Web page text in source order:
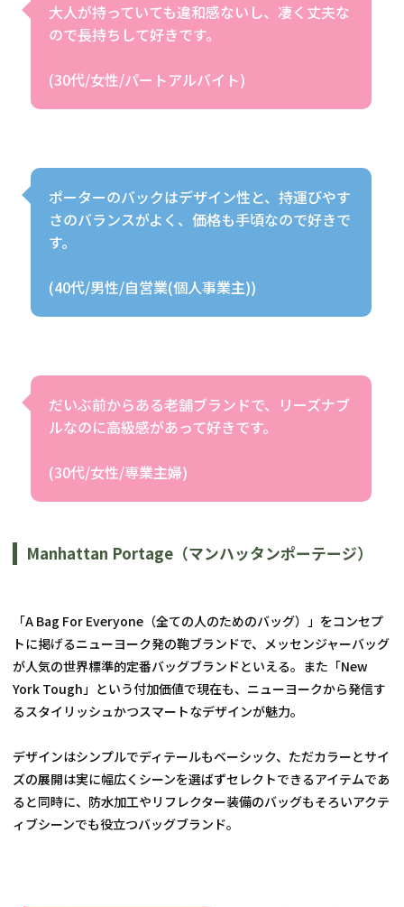
大人が持っていても違和感ないし、凄く丈夫な
ので長持ちして好きです。
(30代/女性/パートアルバイト)
ポーターのバックはデザイン性と、持運びやす
さのバランスがよく、価格も手頃なので好きで
す。
(40代/男性/自営業(個人事業主))
だいぶ前からある老舗ブランドで、リーズナブ
ルなのに高級感があって好きです。
(30代/女性/専業主婦)
Manhattan Portage（マンハッタンポーテージ）
「A Bag For Everyone（全ての人のためのバッグ）」をコンセプ
トに掲げるニューヨーク発の鞄ブランドで、メッセンジャーバッグ
が人気の世界標準的定番バッグブランドといえる。また「New
York Tough」という付加価値で現在も、ニューヨークから発信す
るスタイリッシュかつスマートなデザインが魅力。
デザインはシンプルでディテールもベーシック、ただカラーとサイ
ズの展開は実に幅広くシーンを選ばずセレクトできるアイテムであ
ると同時に、防水加工やリフレクター装備のバッグもそろいアクテ
ィブシーンでも役立つバッグブランド。